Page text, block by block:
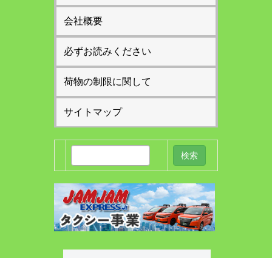
会社概要
必ずお読みください
荷物の制限に関して
サイトマップ